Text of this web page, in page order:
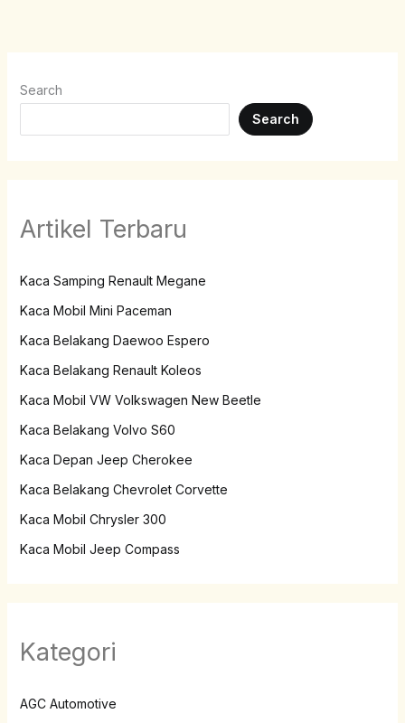
Search
Search
Artikel Terbaru
Kaca Samping Renault Megane
Kaca Mobil Mini Paceman
Kaca Belakang Daewoo Espero
Kaca Belakang Renault Koleos
Kaca Mobil VW Volkswagen New Beetle
Kaca Belakang Volvo S60
Kaca Depan Jeep Cherokee
Kaca Belakang Chevrolet Corvette
Kaca Mobil Chrysler 300
Kaca Mobil Jeep Compass
Kategori
AGC Automotive